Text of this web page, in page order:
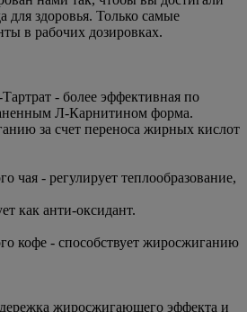
для здоровья. Только самые
в рабочих дозировках.
- более эффективная по
Л-Карнитином форма.
за счет переноса жирных кислот
чая - регулирует теплообразование,
как анти-оксидант.
кофе - способствует жиросжиганию
жиросжигающего эффекта и